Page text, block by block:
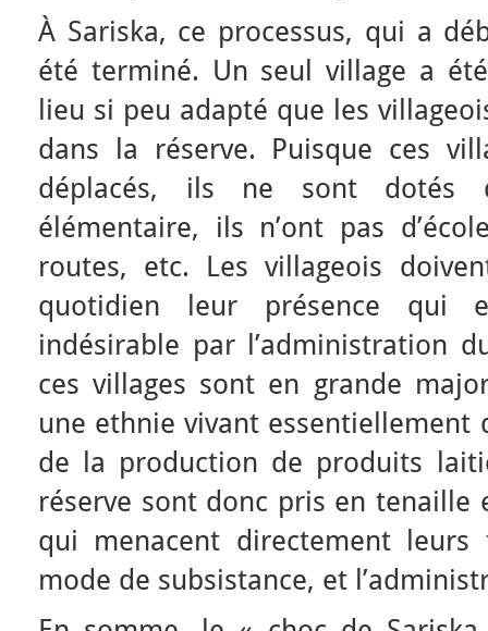
À Sariska, ce processus, qui a
été terminé. Un seul village a
lieu si peu adapté que les
dans la réserve. Puisque ces
déplacés, ils ne sont dotés
élémentaire, ils n’ont pas
routes, etc. Les villageois
quotidien leur présence qui
indésirable par l’administration
ces villages sont en grande
une ethnie vivant essentiellement
de la production de produits
réserve sont donc pris en tenaille
qui menacent directement
mode de subsistance, et